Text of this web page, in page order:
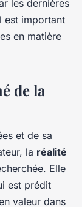
les dernières
est important
en matière
de la
et de sa
la réalité
Elle
est prédit
valeur dans